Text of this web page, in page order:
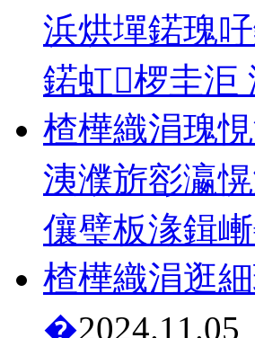
浜烘墠鍩瑰
鍩虹椤圭洰
楂樺織涓瑰
洟濮旂彮瀛
儴璧板湪鍓
楂樺織涓逛
�2024.11.05